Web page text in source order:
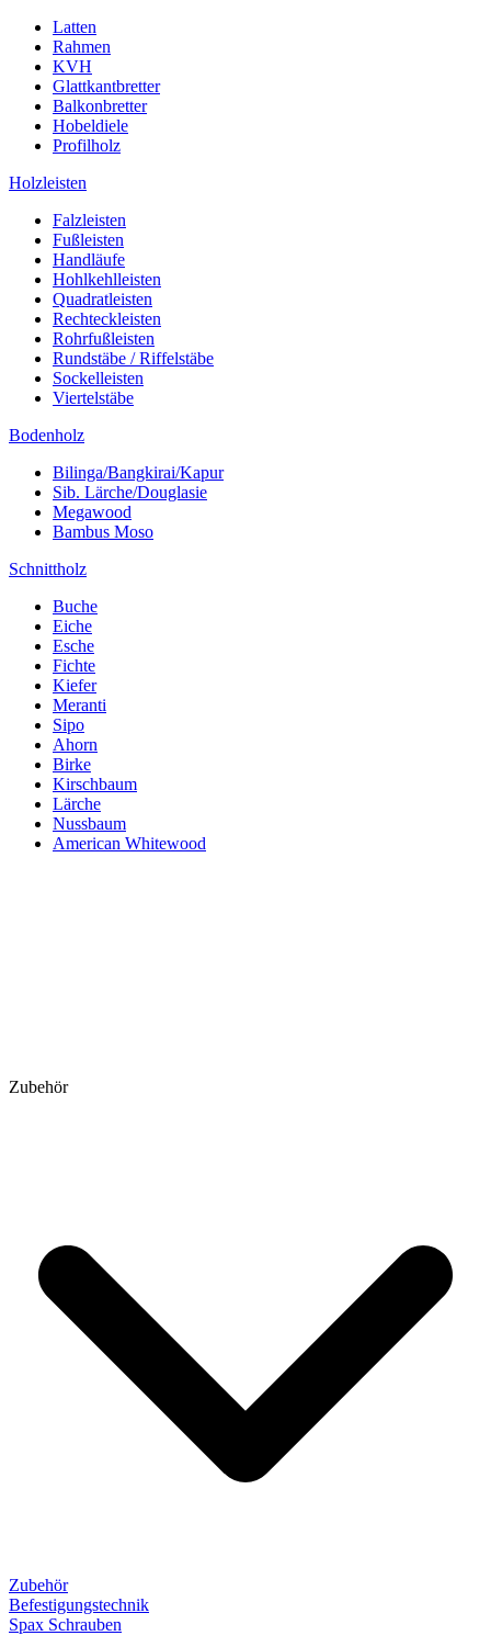
Latten
Rahmen
KVH
Glattkantbretter
Balkonbretter
Hobeldiele
Profilholz
Holzleisten
Falzleisten
Fußleisten
Handläufe
Hohlkehlleisten
Quadratleisten
Rechteckleisten
Rohrfußleisten
Rundstäbe / Riffelstäbe
Sockelleisten
Viertelstäbe
Bodenholz
Bilinga/Bangkirai/Kapur
Sib. Lärche/Douglasie
Megawood
Bambus Moso
Schnittholz
Buche
Eiche
Esche
Fichte
Kiefer
Meranti
Sipo
Ahorn
Birke
Kirschbaum
Lärche
Nussbaum
American Whitewood
Zubehör
Zubehör
Befestigungstechnik
Spax Schrauben